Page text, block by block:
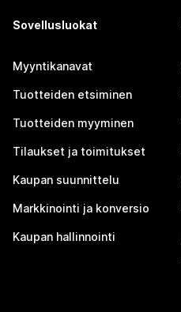
Sovellusluokat
Myyntikanavat
Tuotteiden etsiminen
Tuotteiden myyminen
Tilaukset ja toimitukset
Kaupan suunnittelu
Markkinointi ja konversio
Kaupan hallinnointi